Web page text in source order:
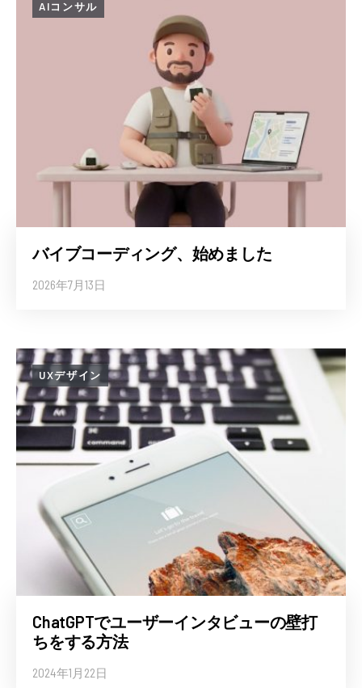
AIコンサル
バイブコーディング、始めました
2026年7月13日
UXデザイン
ChatGPTでユーザーインタビューの壁打
ちをする方法
2024年1月22日